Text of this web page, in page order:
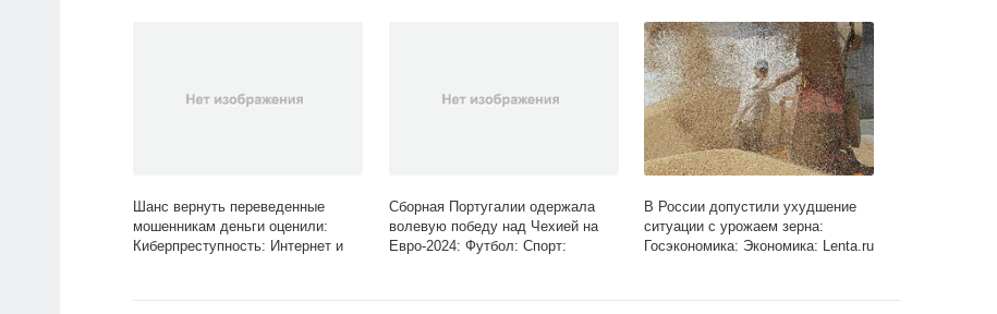
Шанс вернуть переведенные
мошенникам деньги оценили:
Киберпреступность: Интернет и
Сборная Португалии одержала
волевую победу над Чехией на
Евро-2024: Футбол: Спорт:
В России допустили ухудшение
ситуации с урожаем зерна:
Госэкономика: Экономика: Lenta.ru